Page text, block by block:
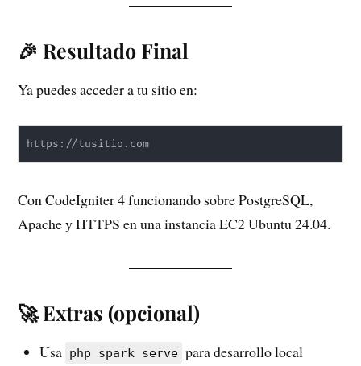
🎉 Resultado Final
Ya puedes acceder a tu sitio en:
https://tusitio.com
Con CodeIgniter 4 funcionando sobre PostgreSQL,
Apache y HTTPS en una instancia EC2 Ubuntu 24.04.
🚀 Extras (opcional)
Usa php spark serve para desarrollo local